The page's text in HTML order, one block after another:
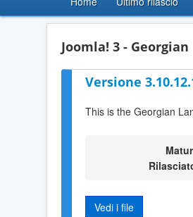
Joomla! 3 - Georgian
Versione
This is the Georgian
Vedi i file